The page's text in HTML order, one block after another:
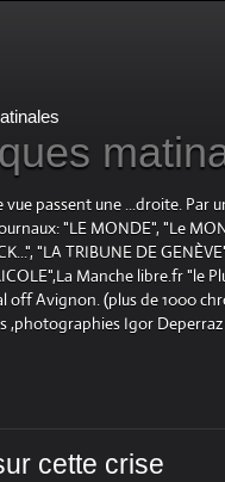
vue passent une ...droite. Par
"LE MONDE", "Le
"LA TRIBUNE DE
Manche libre.fr "le
off Avignon. (plus de 1000
,photographies Igor
cette crise